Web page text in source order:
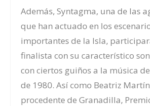
Además, Syntagma, una de las
que han actuado en los
importantes de la Isla,
finalista con su característico
con ciertos guiños a la música
de 1980. Así como Beatriz
procedente de Granadilla,